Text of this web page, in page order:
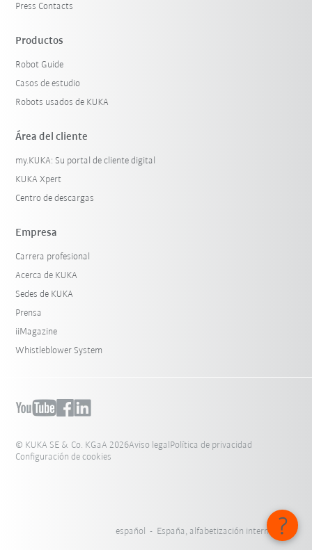
Press Contacts
Productos
Robot Guide
Casos de estudio
Robots usados de KUKA
Área del cliente
my.KUKA: Su portal de cliente digital
KUKA Xpert
Centro de descargas
Empresa
Carrera profesional
Acerca de KUKA
Sedes de KUKA
Prensa
iiMagazine
Whistleblower System
© KUKA SE & Co. KGaA 2026Aviso legalPolítica de privacidad
Configuración de cookies
español - España, alfabetización internacional